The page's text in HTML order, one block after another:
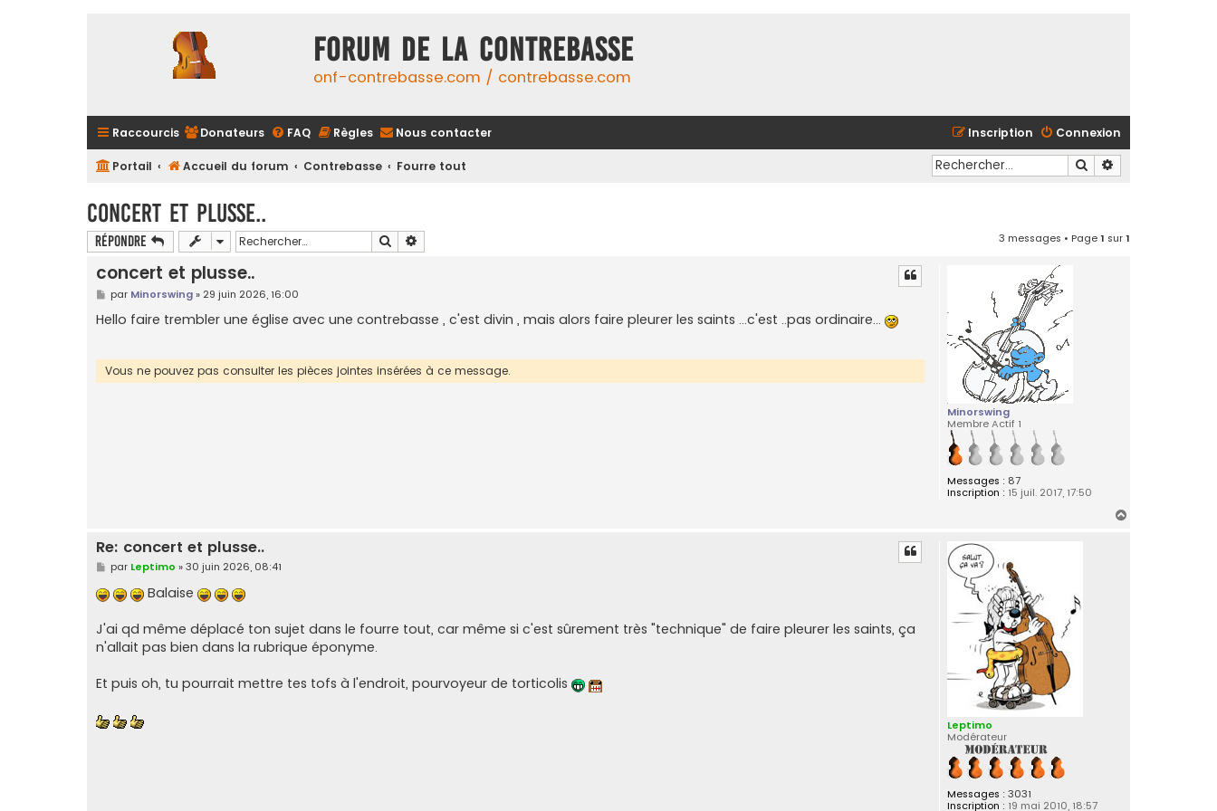
FORUM DE LA CONTREBASSE
onf-contrebasse.com / contrebasse.com
Raccourcis Donateurs FAQ Règles Nous contacter Connexion
Inscription
Portail Accueil du forum Contrebasse Fourre tout Rechercher
concert et plusse..
Répondre Rechercher 3 messages • Page1 sur1
Minorswing
Membre Actif 1
Messages : 87
Inscription : 15 juil. 2017, 17:50
concert et plusse..
M
e
s
s
e
par Minorswing» 29 juin 2026, 16:00
Hello faire trembler une église avec une contrebasse , c'est divin , mais alors faire pleurer les saints ...c'est ..pas ordinaire...
Vous ne pouvez pas consulter les pièces jointes insérées à ce message.
Leptimo
Modérateur
Messages : 3031
Inscription : 19 mai 2010, 18:57
Re: concert et plusse..
M
e
s
s
g
e
par Leptimo »30 juin 2026, 08:41
Balaise
J'ai qd même déplacé ton sujet dans le fourre tout, car même si c'est sûrement très "technique" de faire pleurer les saints, ça
n'allait pas bien dans la rubrique éponyme.
Et puis oh, tu pourrait mettre tes tofs à l'endroit, pourvoyeur de torticolis